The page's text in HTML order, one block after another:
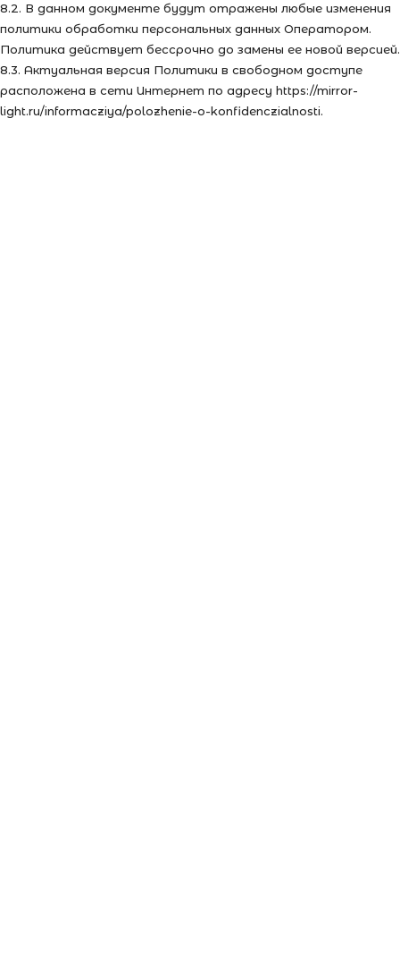
8.2. В данном документе будут отражены любые изменения
политики обработки персональных данных Оператором.
Политика действует бессрочно до замены ее новой версией.
8.3. Актуальная версия Политики в свободном доступе
расположена в сети Интернет по адресу https://mirror-
light.ru/informacziya/polozhenie-o-konfidenczialnosti.